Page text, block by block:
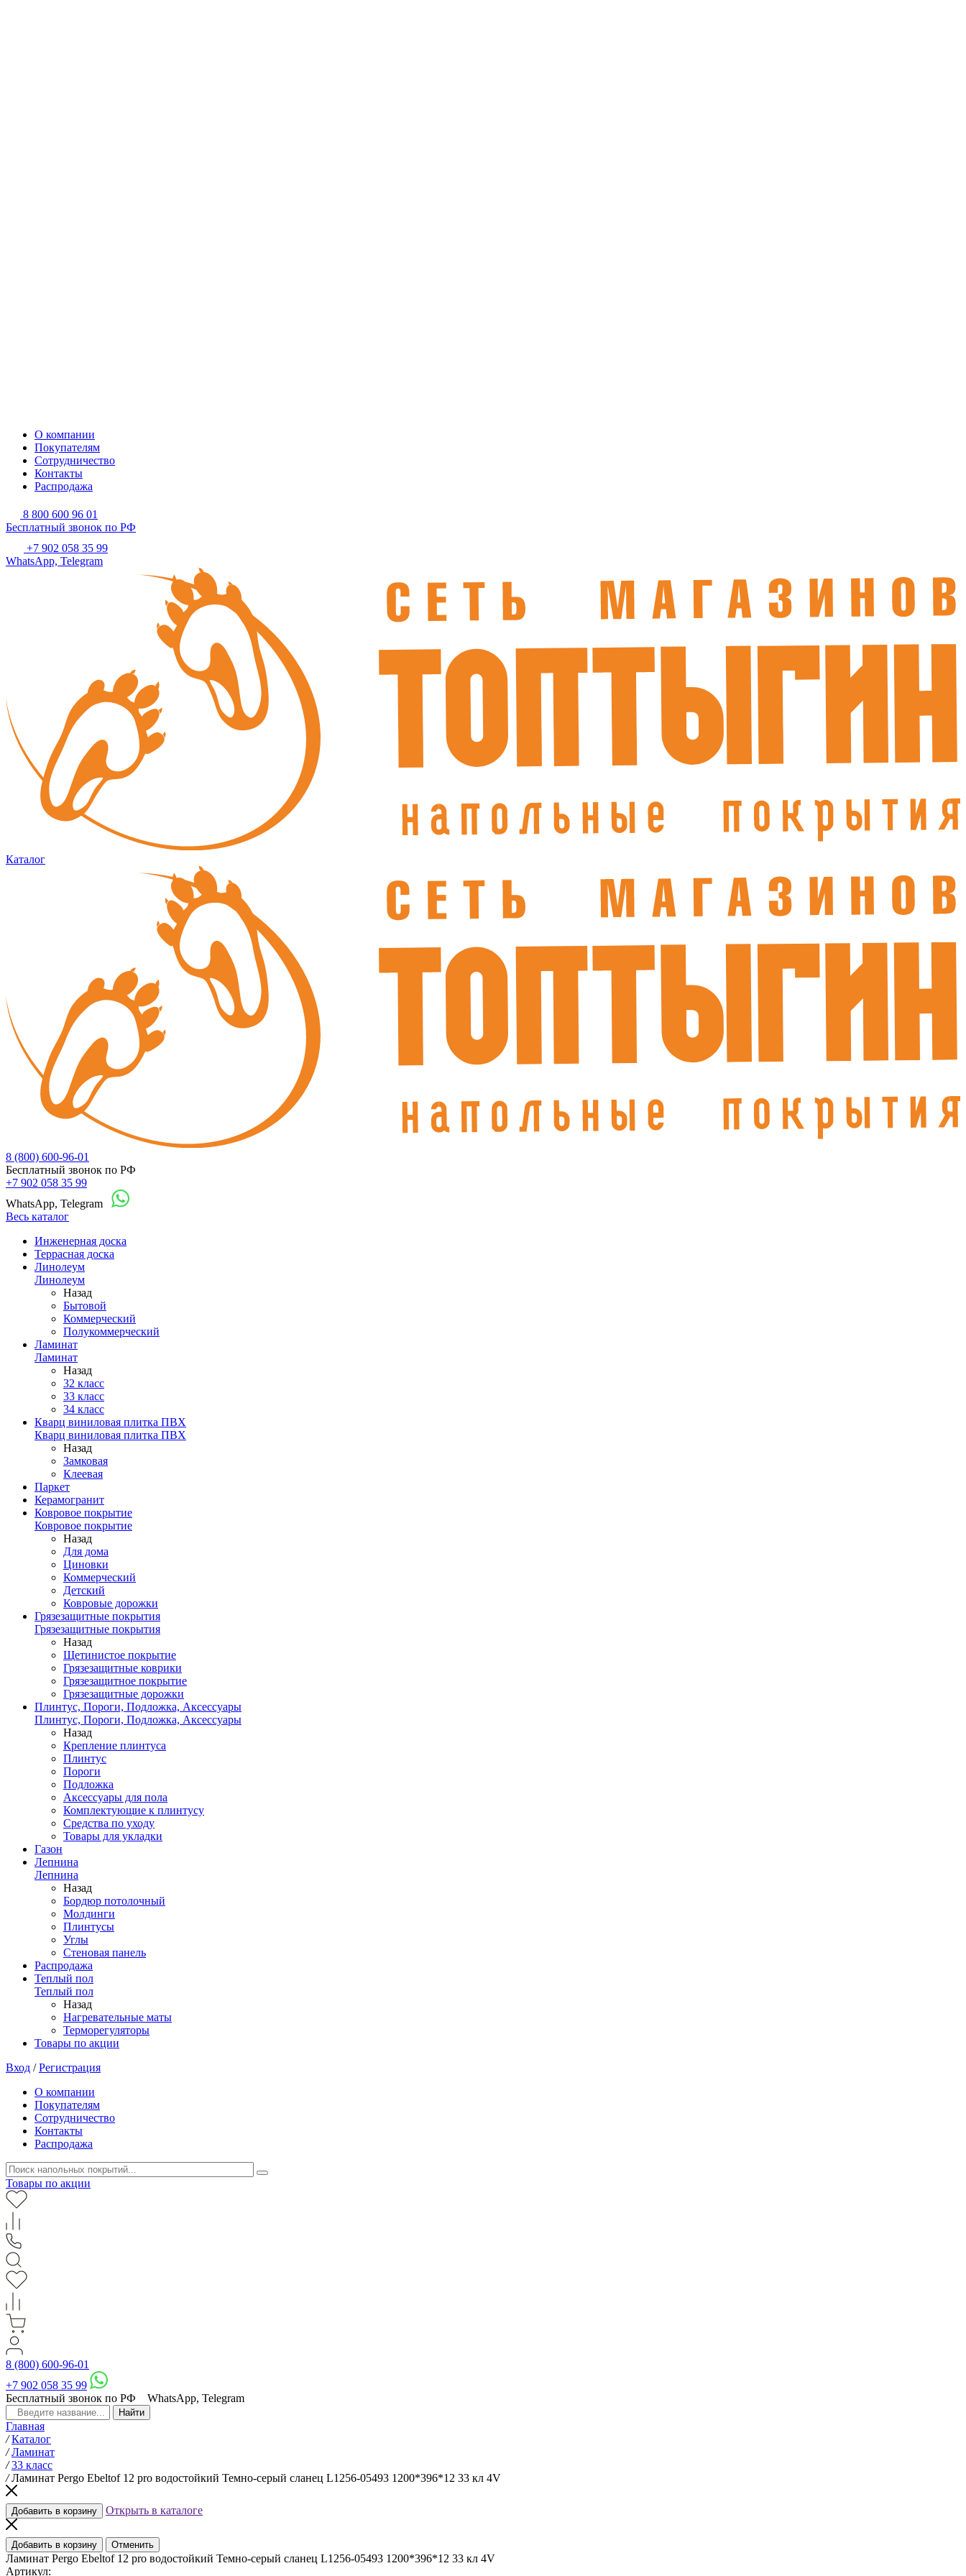
О компании
Покупателям
Сотрудничество
Контакты
Распродажа
8 800 600 96 01
Бесплатный звонок по РФ
+7 902 058 35 99
WhatsApp, Telegram
Каталог
8 (800) 600-96-01
Бесплатный звонок по РФ
+7 902 058 35 99
WhatsApp, Telegram
Весь каталог
Инженерная доска
Террасная доска
Линолеум
Линолеум
Назад
Бытовой
Коммерческий
Полукоммерческий
Ламинат
Ламинат
Назад
32 класс
33 класс
34 класс
Кварц виниловая плитка ПВХ
Кварц виниловая плитка ПВХ
Назад
Замковая
Клеевая
Паркет
Керамогранит
Ковровое покрытие
Ковровое покрытие
Назад
Для дома
Циновки
Коммерческий
Детский
Ковровые дорожки
Грязезащитные покрытия
Грязезащитные покрытия
Назад
Щетинистое покрытие
Грязезащитные коврики
Грязезащитное покрытие
Грязезащитные дорожки
Плинтус, Пороги, Подложка, Аксессуары
Плинтус, Пороги, Подложка, Аксессуары
Назад
Крепление плинтуса
Плинтус
Пороги
Подложка
Аксессуары для пола
Комплектующие к плинтусу
Средства по уходу
Товары для укладки
Газон
Лепнина
Лепнина
Назад
Бордюр потолочный
Молдинги
Плинтусы
Углы
Стеновая панель
Распродажа
Теплый пол
Теплый пол
Назад
Нагревательные маты
Терморегуляторы
Товары по акции
Вход /Регистрация
О компании
Покупателям
Сотрудничество
Контакты
Распродажа
Товары по акции
8 (800) 600-96-01
+7 902 058 35 99
Бесплатный звонок по РФ
WhatsApp, Telegram
Главная
/ Каталог
/ Ламинат
/ 33 класс
/ Ламинат Pergo Ebeltof 12 pro водостойкий Темно-серый сланец L1256-05493 1200*396*12 33 кл 4V
Добавить в корзину Открыть в каталоге
Добавить в корзину Отменить
Ламинат Pergo Ebeltof 12 pro водостойкий Темно-серый сланец L1256-05493 1200*396*12 33 кл 4V
Артикул: